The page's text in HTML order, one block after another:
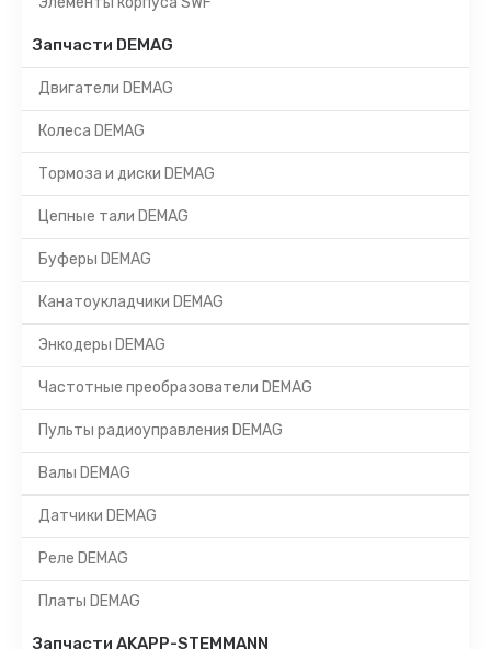
Запчасти DEMAG
Двигатели DEMAG
Колеса DEMAG
Тормоза и диски DEMAG
Цепные тали DEMAG
Буферы DEMAG
Канатоукладчики DEMAG
Энкодеры DEMAG
Частотные преобразователи DEMAG
Пульты радиоуправления DEMAG
Валы DEMAG
Датчики DEMAG
Реле DEMAG
Платы DEMAG
Запчасти AKAPP-STEMMANN